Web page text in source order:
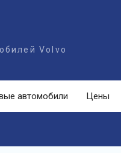
Volvo
автомобили Цены